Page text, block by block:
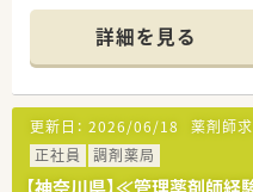
均70枚ほどの処方箋を応
■薬剤師は常勤2名とパ
力しながら常時2名体制
【勤務実態について】
■お休みは日曜と祝日に
全週休2日制を採用してい
■年間休日は約120日に
詳細を見る
更新日： 2026/06/18 薬剤師求
正社員
調剤薬局